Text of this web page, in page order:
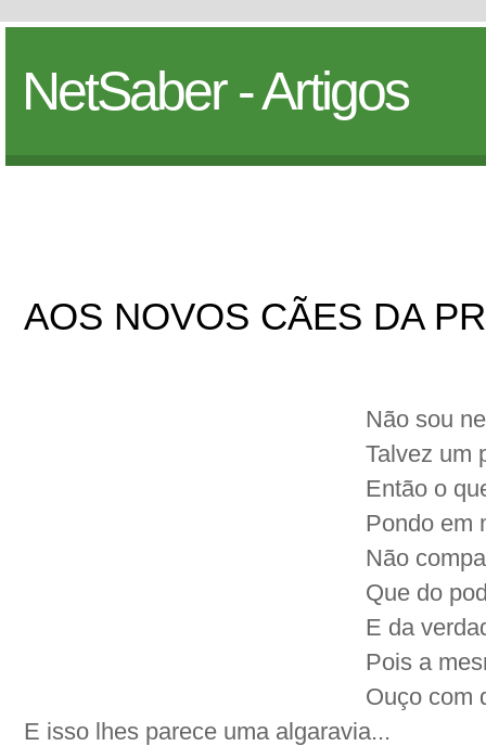
NetSaber - Artigos
AOS NOVOS CÃES DA
Não sou
Talvez um
Então o
Pondo em
Não
Que do
E da
Pois a
Ouço com
E isso lhes parece uma algaravia...